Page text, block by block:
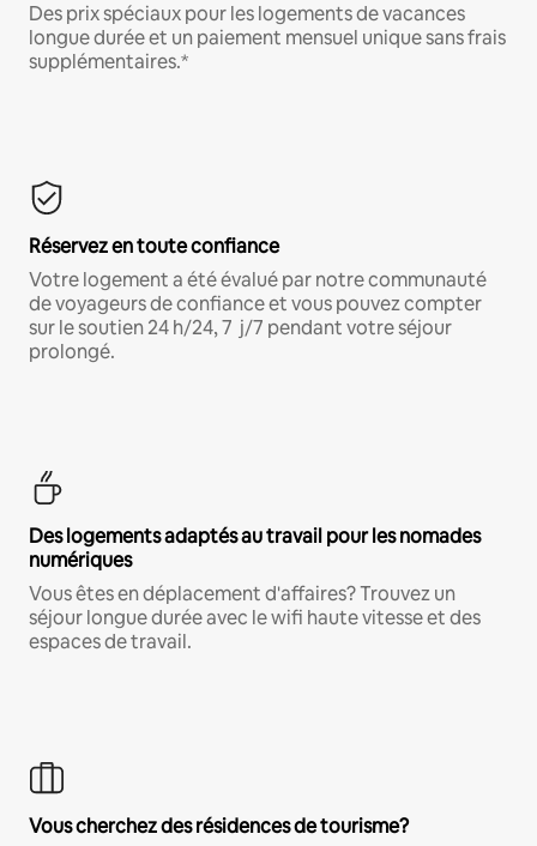
Des prix spéciaux pour les logements de vacances
longue durée et un paiement mensuel unique sans frais
supplémentaires.*
Réservez en toute confiance
Votre logement a été évalué par notre communauté
de voyageurs de confiance et vous pouvez compter
sur le soutien 24 h/24, 7 j/7 pendant votre séjour
prolongé.
Des logements adaptés au travail pour les nomades
numériques
Vous êtes en déplacement d'affaires? Trouvez un
séjour longue durée avec le wifi haute vitesse et des
espaces de travail.
Vous cherchez des résidences de tourisme?